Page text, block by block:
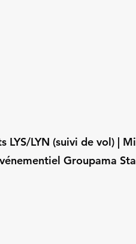
LYN (suivi de vol) |
Groupama